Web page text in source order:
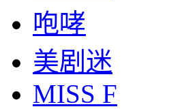
咆哮
美剧迷
MISS F